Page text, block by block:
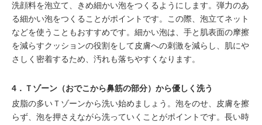
洗顔料を泡立て、きめ細かい泡をつくるようにします。弾力のあ
る細かい泡をつくることがポイントです。この際、泡立てネット
などを使うこともおすすめです。細かい泡は、手と肌表面の摩擦
を減らすクッションの役割をして皮膚への刺激を減らし、肌にや
さしく密着するため、汚れも落ちやすくなります。
4．Ｔゾーン（おでこから鼻筋の部分）から優しく洗う
皮脂の多いＴゾーンから洗い始めましょう。泡をのせ、皮膚を擦
らず、泡を押さえながら洗っていくことがポイントです。長い時